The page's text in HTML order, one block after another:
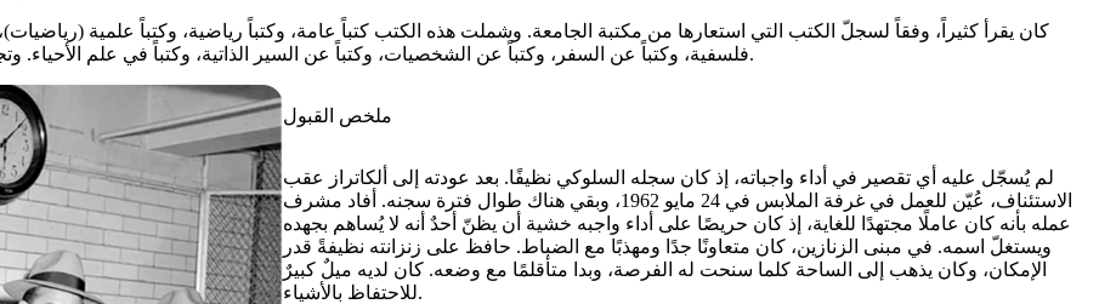
كان يقرأ كثيراً، وفقاً لسجلّ الكتب التي استعارها من مكتبة الجامعة. وشملت هذه الكتب كتباً عامة، وكتباً رياضية، وكتباً علمية (رياضيات)،
فلسفية، وكتباً عن السفر، وكتباً عن الشخصيات، وكتباً عن السير الذاتية، وكتباً في علم الأحياء. وتجدر الإشارة إلى أن الكتب التي استعارها كانت جميعها كتباً غير روائية.
ملخص القبول
لم يُسجّل عليه أي تقصير في أداء واجباته، إذ كان سجله السلوكي نظيفًا. بعد عودته إلى ألكاتراز عقب
الاستئناف، عُيّن للعمل في غرفة الملابس في 24 مايو 1962، وبقي هناك طوال فترة سجنه. أفاد مشرف
عمله بأنه كان عاملًا مجتهدًا للغاية، إذ كان حريصًا على أداء واجبه خشية أن يظنّ أحدٌ أنه لا يُساهم بجهده
ويستغلّ اسمه. في مبنى الزنازين، كان متعاونًا جدًا ومهذبًا مع الضباط. حافظ على زنزانته نظيفةً قدر
الإمكان، وكان يذهب إلى الساحة كلما سنحت له الفرصة، وبدا متأقلمًا مع وضعه. كان لديه ميلٌ كبيرٌ
للاحتفاظ بالأشياء.